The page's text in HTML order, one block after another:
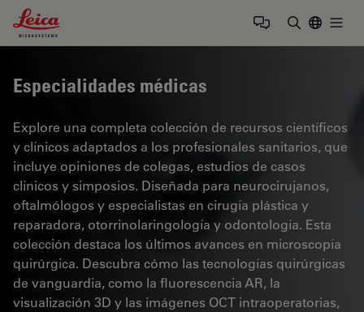
Leica Microsystems Logo
Especialidades médicas
Explore una completa colección de recursos científicos
y clínicos adaptados a los profesionales sanitarios, que
incluye opiniones de colegas, estudios de casos
clínicos y simposios. Diseñada para neurocirujanos,
oftalmólogos y especialistas en cirugía plástica y
reparadora, otorrinolaringología y odontología. Esta
colección destaca los últimos avances en microscopía
quirúrgica. Descubra cómo las tecnologías quirúrgicas
de vanguardia, como la fluorescencia AR, la
visualización 3D y las imágenes OCT intraoperatorias,